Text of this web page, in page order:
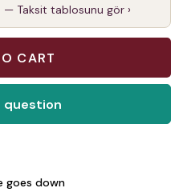
— Taksit tablosunu gör ›
goes down